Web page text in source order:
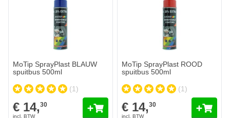
MoTip SprayPlast BLAUW
spuitbus 500ml
(1)
€ 14,30
MoTip SprayPlast ROOD
spuitbus 500ml
(1)
€ 14,30